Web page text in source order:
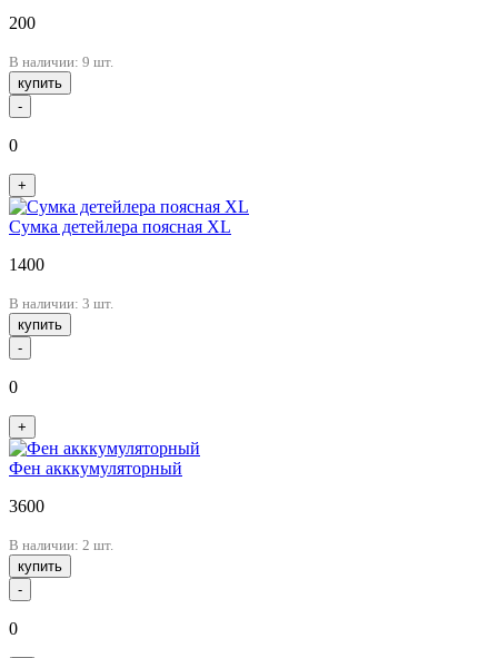
200
В наличии: 9 шт.
купить
-
0
+
Сумка детейлера поясная XL
1400
В наличии: 3 шт.
купить
-
0
+
Фен акккумуляторный
3600
В наличии: 2 шт.
купить
-
0